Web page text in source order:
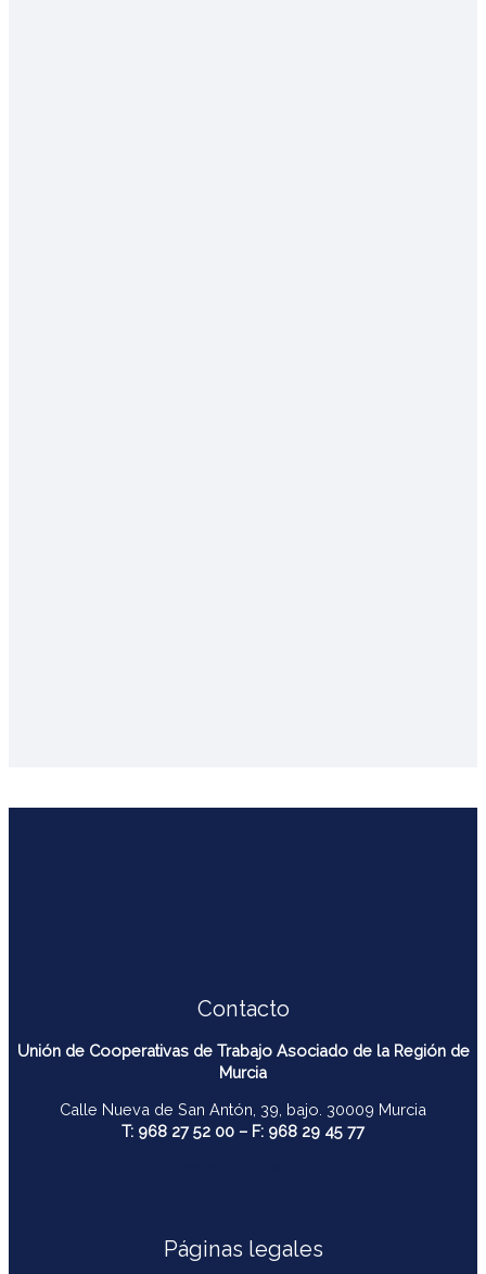
Contacto
Unión de Cooperativas de Trabajo Asociado de la Región de
Murcia
Calle Nueva de San Antón, 39, bajo. 30009 Murcia
T: 968 27 52 00 – F: 968 29 45 77
Páginas legales